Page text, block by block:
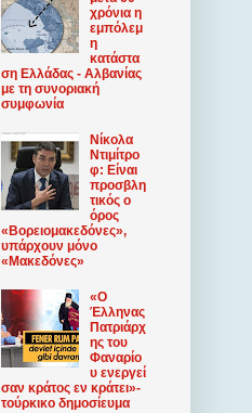
χρόνια η
εμπόλεμ
η
κατάστα
ση Ελλάδας - Αλβανίας
με τη συνοριακή
συμφωνία
Νίκολα
Ντιμίτρο
φ: Είναι
προσβλη
τικός ο
όρος
«Βορειομακεδόνες»,
υπάρχουν μόνο
«Μακεδόνες»
«Ο
Έλληνας
Πατριάρχ
ης του
Φαναρίο
υ ​​ενεργεί
σαν κράτος εν κράτει»-
τούρκικο δημοσίευμα